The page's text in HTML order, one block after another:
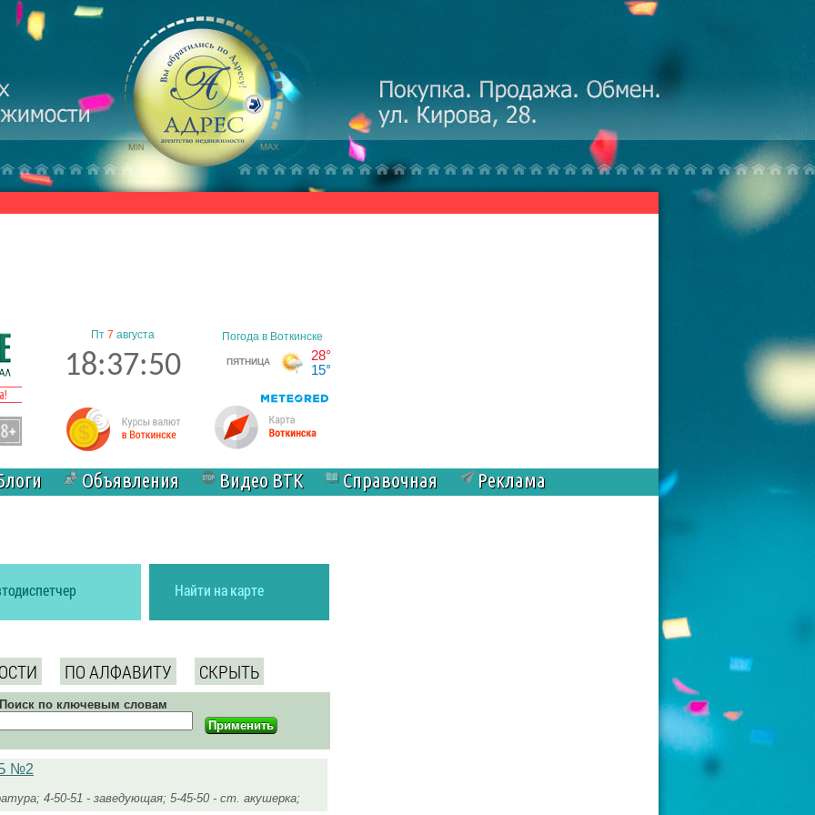
Пт 7 августа
18:37:51
Объявления Видео ВТК Справочная Реклама
Найти на карте
ПО АЛФАВИТУ СКРЫТЬ
Поиск по ключевым словам
№2
4-50-51 - заведующая; 5-45-50 - ст. акушерка;